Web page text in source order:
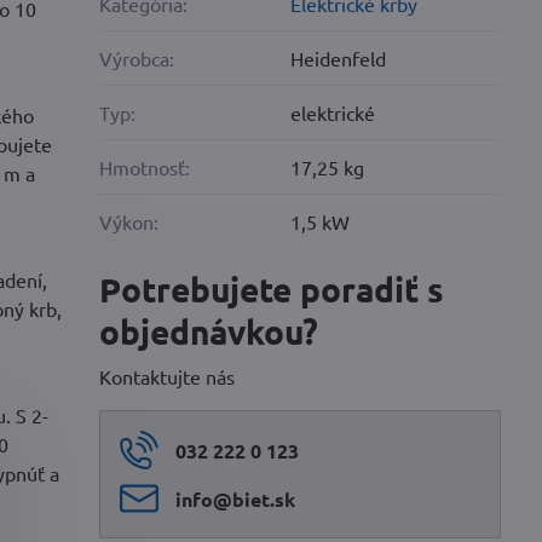
10
a
krb,
S 2-
a
Výrobca: Heidenfeld
Typ: elektrické
Hmotnosť: 17,25 kg
Výkon: 1,5 kW
Potrebujete poradiť s
objednávkou?
Kontaktujte nás
032 222 0 123
info​@biet​.sk